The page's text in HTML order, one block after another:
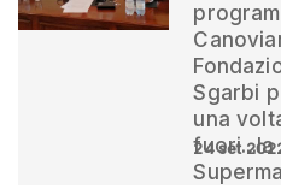
Sgarbi
una
fuori...la
24 set